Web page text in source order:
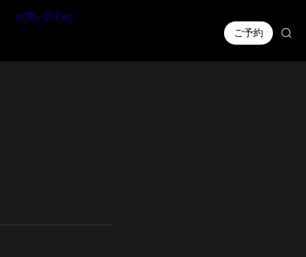
お問い合わせ
ご予約